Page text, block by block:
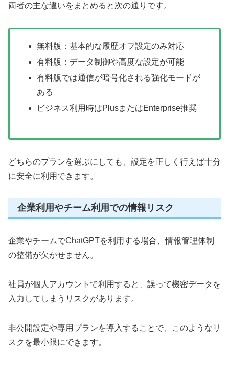
両者の主な違いをまとめると次の通りです。
無料版：基本的な履歴オフ設定のみ対応
有料版：データ制御や高度な設定が可能
有料版では通信が暗号化される強化モードが
ある
ビジネス利用時はPlusまたはEnterprise推奨
どちらのプランを選ぶにしても、設定を正しく行えば十分
に安全に利用できます。
企業利用やチーム利用での情報リスク
企業やチームでChatGPTを利用する場合、情報管理体制
の整備が欠かせません。
社員が個人アカウントで利用すると、誤って機密データを
入力してしまうリスクがあります。
非公開設定や専用プランを導入することで、このようなリ
スクを最小限にできます。